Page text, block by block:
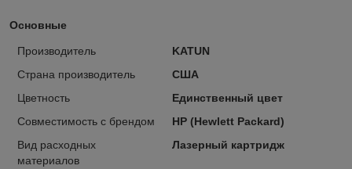
Основные
Производитель
KATUN
Страна производитель
США
Цветность
Единственный цвет
Совместимость с брендом
HP (Hewlett Packard)
Вид расходных
материалов
Лазерный картридж